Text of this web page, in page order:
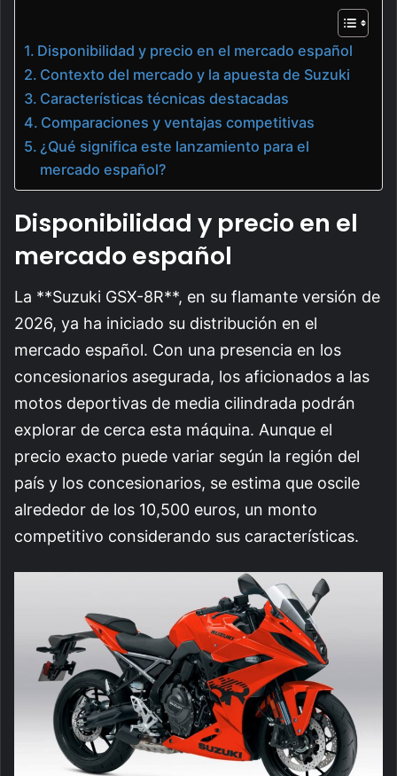
Disponibilidad y precio en el mercado español
Contexto del mercado y la apuesta de Suzuki
Características técnicas destacadas
Comparaciones y ventajas competitivas
¿Qué significa este lanzamiento para el
mercado español?
Disponibilidad y precio en el
mercado español
La **Suzuki GSX-8R**, en su flamante versión de
2026, ya ha iniciado su distribución en el
mercado español. Con una presencia en los
concesionarios asegurada, los aficionados a las
motos deportivas de media cilindrada podrán
explorar de cerca esta máquina. Aunque el
precio exacto puede variar según la región del
país y los concesionarios, se estima que oscile
alrededor de los 10,500 euros, un monto
competitivo considerando sus características.